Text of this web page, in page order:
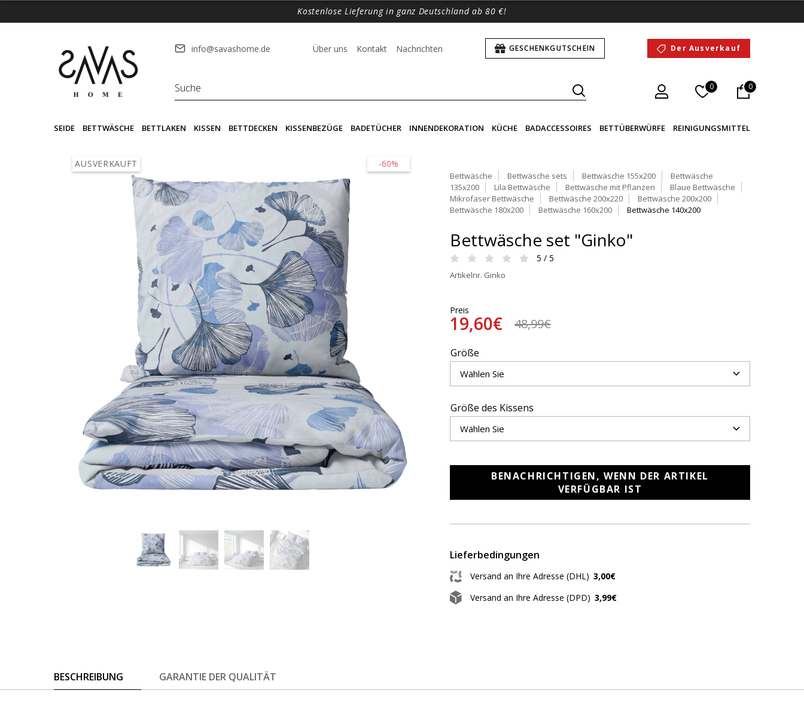
Kostenlose Lieferung in ganz Deutschland ab 80 €!
info@savashome.de Über uns Kontakt Nachrichten GESCHENKGUTSCHEIN Der Ausverkauf
0 0
SEIDE BETTWÄSCHE BETTLAKEN KISSEN BETTDECKEN KISSENBEZÜGE BADETÜCHER INNENDEKORATION KÜCHE BADACCESSOIRES BETTÜBERWÜRFE REINIGUNGSMITTEL
-60%
AUSVERKAUFT
Bettwäsche Bettwäsche sets Bettwäsche 155x200
Bettwäsche
135x200
Lila Bettwäsche Bettwäsche mit Pflanzen
Blaue Bettwäsche
Mikrofaser Bettwäsche
Bettwäsche 200x220
Bettwäsche 200x200
Bettwäsche 180x200
Bettwäsche 160x200 Bettwäsche 140x200
Bettwäsche set "Ginko"
5 / 5
Artikelnr. Ginko
Preis
19,60€ 48,99€
Größe
Größe des Kissens
BENACHRICHTIGEN, WENN DER ARTIKEL
VERFÜGBAR IST
Lieferbedingungen
Versand an Ihre Adresse (DHL) 3,00€
Versand an Ihre Adresse (DPD) 3,99€
BESCHREIBUNG GARANTIE DER QUALITÄT